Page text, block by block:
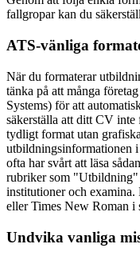
fallgropar kan du
ATS-vänliga
När du formaterar
tänka på att många
Systems) för att
säkerställa att ditt CV inte
tydligt format utan
utbildningsinformationen
ofta har svårt att läsa
rubriker som "Utbildning"
institutioner och
eller Times New Roman i
Undvika vanliga